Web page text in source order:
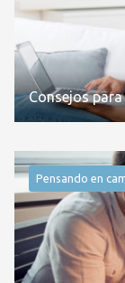
Consejos
Pensando en